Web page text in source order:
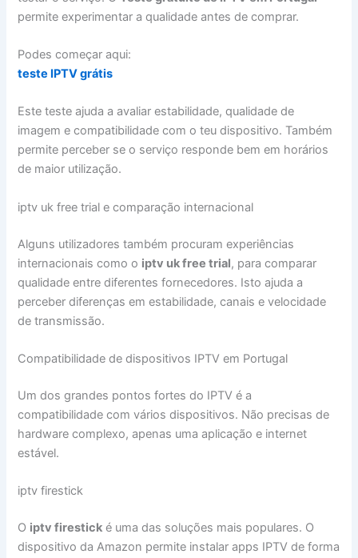
permite experimentar a qualidade antes de comprar.
Podes começar aqui:
teste IPTV grátis
Este teste ajuda a avaliar estabilidade, qualidade de
imagem e compatibilidade com o teu dispositivo. Também
permite perceber se o serviço responde bem em horários
de maior utilização.
iptv uk free trial e comparação internacional
Alguns utilizadores também procuram experiências
internacionais como o iptv uk free trial, para comparar
qualidade entre diferentes fornecedores. Isto ajuda a
perceber diferenças em estabilidade, canais e velocidade
de transmissão.
Compatibilidade de dispositivos IPTV em Portugal
Um dos grandes pontos fortes do IPTV é a
compatibilidade com vários dispositivos. Não precisas de
hardware complexo, apenas uma aplicação e internet
estável.
iptv firestick
O iptv firestick é uma das soluções mais populares. O
dispositivo da Amazon permite instalar apps IPTV de forma